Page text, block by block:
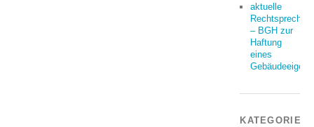
aktuelle
– BGH zur
Haftung
eines
KATEGORIEN